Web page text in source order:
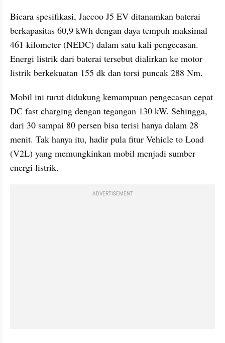
Bicara spesifikasi, Jaecoo J5 EV ditanamkan baterai
berkapasitas 60,9 kWh dengan daya tempuh maksimal
461 kilometer (NEDC) dalam satu kali pengecasan.
Energi listrik dari baterai tersebut dialirkan ke motor
listrik berkekuatan 155 dk dan torsi puncak 288 Nm.
Mobil ini turut didukung kemampuan pengecasan cepat
DC fast charging dengan tegangan 130 kW. Sehingga,
dari 30 sampai 80 persen bisa terisi hanya dalam 28
menit. Tak hanya itu, hadir pula fitur Vehicle to Load
(V2L) yang memungkinkan mobil menjadi sumber
energi listrik.
ADVERTISEMENT